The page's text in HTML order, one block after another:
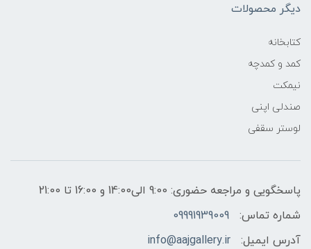
دیگر محصولات
کتابخانه
کمد و کمدچه
نیمکت
صندلی اپنی
لوستر سقفی
پاسخگویی و مراجعه حضوری: 9:00 الی14:00 و 16:00 تا 21:00
شماره تماس:
09991939009
آدرس ایمیل:
info@aajgallery.ir